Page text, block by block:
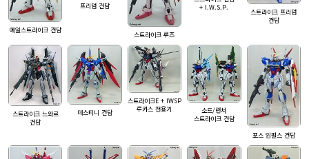
에일스트라이크 건담
프리덤 건담
스트라이크 루즈
+ I.W.S.P.
스트라이크 프리덤
건담
스트라이크 느와르
건담
데스티니 건담
스트라이크E + IWSP
루카스 전용기
소드/런쳐
스트라이크 건담
포스 임펄스 건담